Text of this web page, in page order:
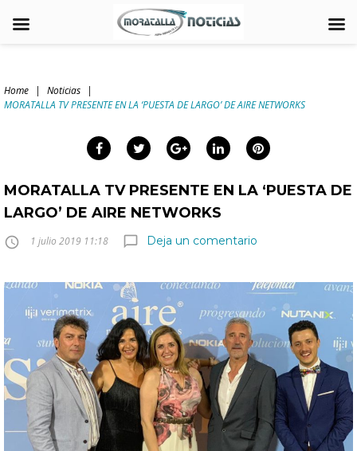
to
content
Home | Noticias
|
MORATALLA TV PRESENTE EN LA ‘PUESTA DE LARGO’ DE AIRE NETWORKS
FacebookTwitterGoogle+LinkedInPinterest
MORATALLA TV PRESENTE EN LA ‘PUESTA DE
LARGO’ DE AIRE NETWORKS
access_time 1 julio 2019 11:18 chat_bubble_outline Deja un comentario